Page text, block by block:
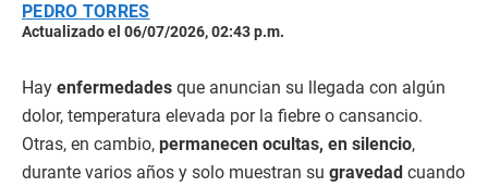
PEDRO TORRES
Actualizado el 06/07/2026, 02:43 p.m.
Hay enfermedades que anuncian su llegada con algún
dolor, temperatura elevada por la fiebre o cansancio.
Otras, en cambio, permanecen ocultas, en silencio,
durante varios años y solo muestran su gravedad cuando